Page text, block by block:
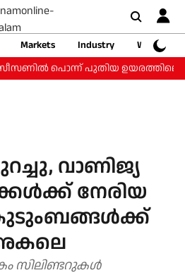
Markets Industry
Web
സീസണില്‍ പൊന്ന് പുതിയ
വാണിജ്യ
നേരിയ
സിലിണ്ടറുകള്‍